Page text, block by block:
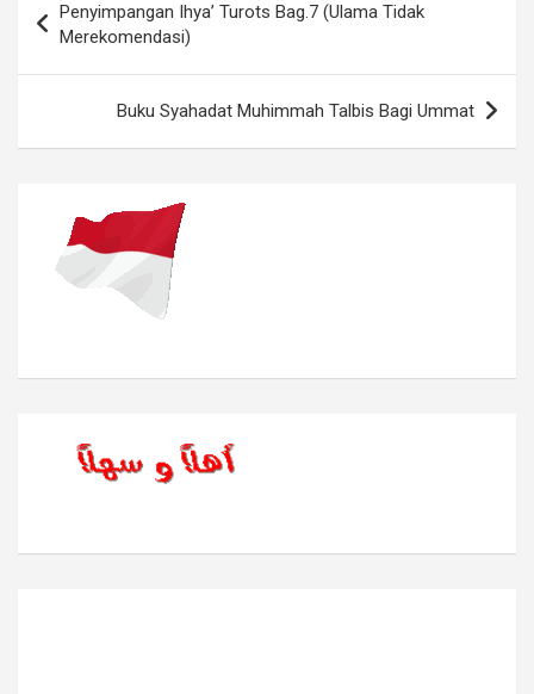
pos
Penyimpangan Ihya’ Turots Bag.7 (Ulama Tidak
Merekomendasi)
Buku Syahadat Muhimmah Talbis Bagi Ummat